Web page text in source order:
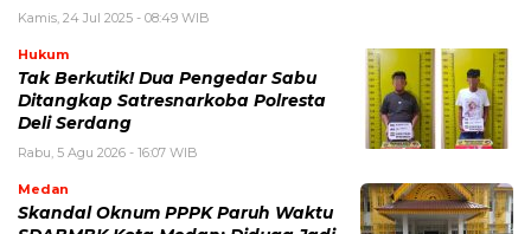
Kamis, 24 Jul 2025 - 08:49 WIB
Hukum
Tak Berkutik! Dua Pengedar Sabu
Ditangkap Satresnarkoba Polresta
Deli Serdang
Rabu, 5 Agu 2026 - 16:07 WIB
Medan
Skandal Oknum PPPK Paruh Waktu